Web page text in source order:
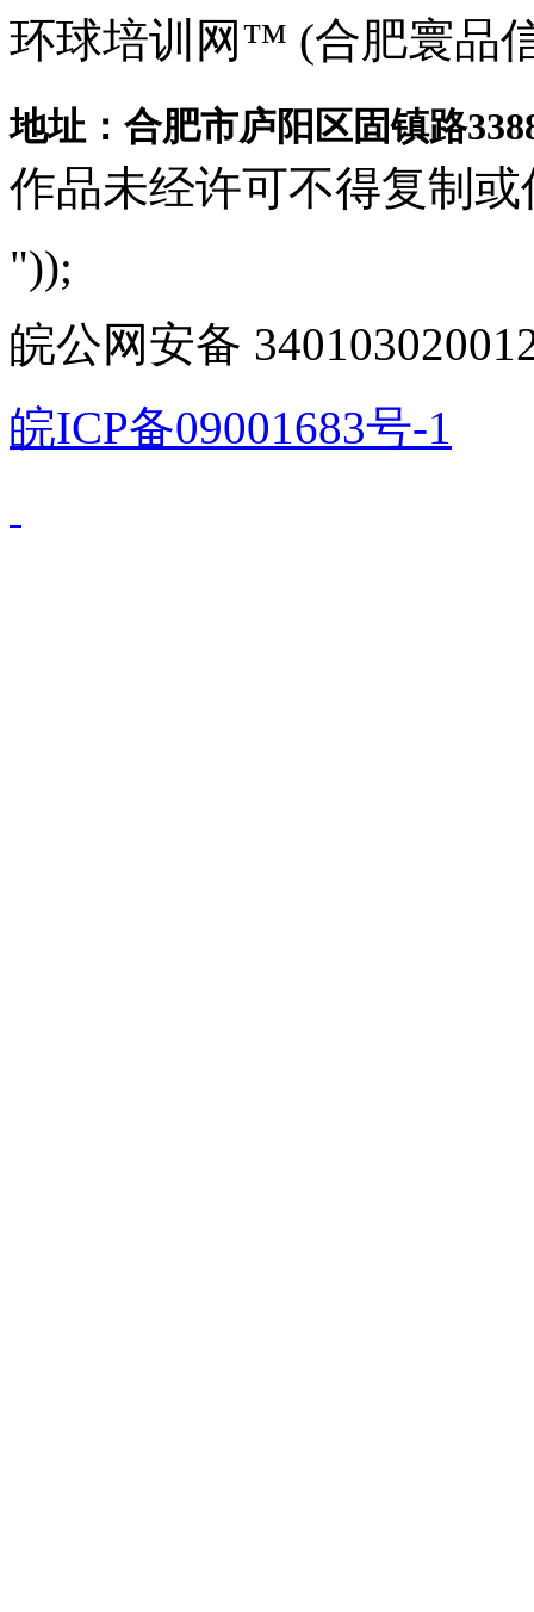
环球培训网™ (合肥寰品
地址：合肥市庐阳区固镇路
作品未经许可不得复制或
"));
皖公网安备
皖ICP备09001683号-1